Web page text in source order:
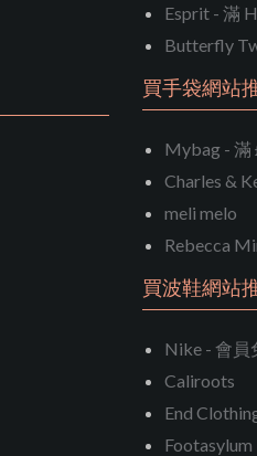
Esprit - 滿
Butterfly
買手袋網站
Mybag - 滿
Charles &
meli melo
Rebecca
買波鞋網站
Nike - 會員
Caliroots
End
Footasylum